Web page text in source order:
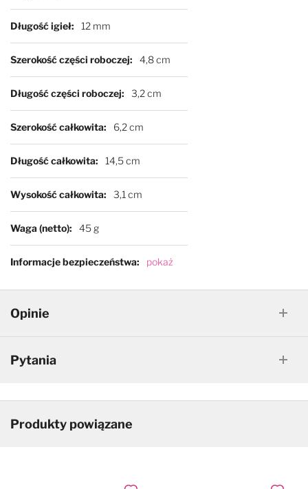
Długość igieł 12 mm
Szerokość części roboczej 4,8 cm
Długość części roboczej 3,2 cm
Szerokość całkowita 6,2 cm
Długość całkowita 14,5 cm
Wysokość całkowita 3,1 cm
Waga (netto) 45 g
Informacje bezpieczeństwa pokaż
Opinie
Pytania
Produkty powiązane